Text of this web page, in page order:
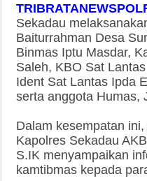
Sekadau
Baiturrahman Desa
Binmas Iptu Masdar,
Saleh, KBO Sat
Ident Sat Lantas Ipda
serta anggota Humas,
Dalam kesempatan
Kapolres Sekadau
S.IK menyampaikan
kamtibmas kepada